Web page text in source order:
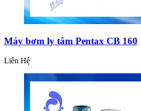
Máy bơm ly tâm Pentax CB 160
Liên Hệ